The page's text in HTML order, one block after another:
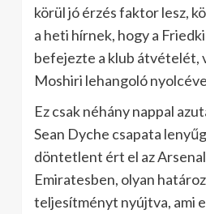
körül jó érzés faktor lesz,
a heti hírnek, hogy a
befejezte a klub átvételét,
Moshiri lehangoló
Ez csak néhány nappal
Sean Dyche csapata
döntetlent ért el az
Emiratesben, olyan
teljesítményt nyújtva, ami